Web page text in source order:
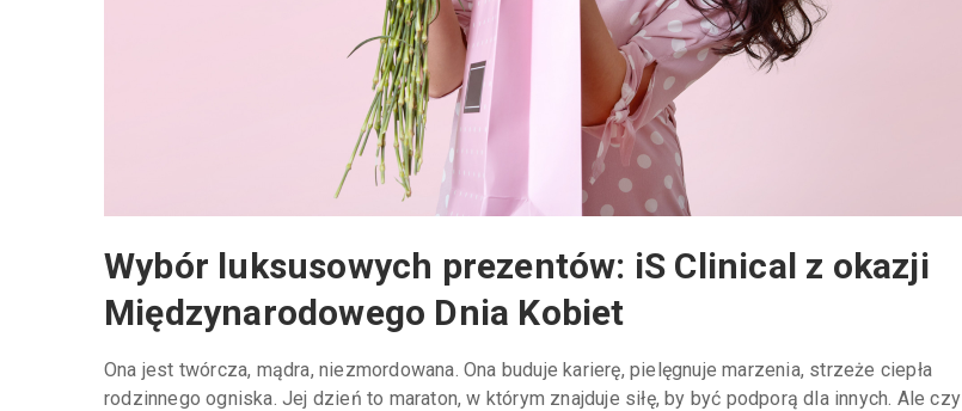
Wybór luksusowych prezentów: iS Clinical z okazji
Międzynarodowego Dnia Kobiet
Ona jest twórcza, mądra, niezmordowana. Ona buduje karierę, pielęgnuje marzenia, strzeże ciepła
rodzinnego ogniska. Jej dzień to maraton, w którym znajduje siłę, by być podporą dla innych. Ale czy